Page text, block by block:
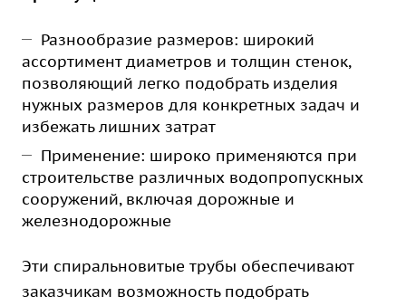
Разнообразие размеров: широкий
ассортимент диаметров и толщин стенок,
позволяющий легко подобрать изделия
нужных размеров для конкретных задач и
избежать лишних затрат
Применение: широко применяются при
строительстве различных водопропускных
сооружений, включая дорожные и
железнодорожные
Эти спиральновитые трубы обеспечивают
заказчикам возможность подобрать